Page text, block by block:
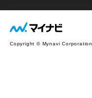
Copyright © Mynavi Corporation